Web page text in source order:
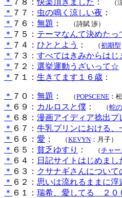
＊ ７８：快楽頂きました ： （
＊ ７７： 虫の鳴く涼しい夜 ：
＊ ７６： 無題 ： （詩賦 渉）
＊ ７５： テーマなんて決めたっ
＊ ７４： ひととよう ： （初期型
＊ ７３： すべてはきみからはじ
＊ ７２： 選挙運動うざいって☆
＊ ７１： 生きてます１６歳 ：
＊ ７０： 無題 ： （POPSCENE ：
＊ ６９： カルロスと僕 ： （蛇
＊ ６８： 漫画アイディア捻出プ
＊ ６７： 牛乳プリンにおける、
＊ ６６： 愛 ： （KEVYN ：月子）
＊ ６５： 貧乏ゆすり ： （チャ
＊ ６４： 日記サイトはじめまし
＊ ６３： クサナギさんについて
＊ ６２： 思いは流れるままに浮
＊ ６１： 瑞希、愛してる ２０